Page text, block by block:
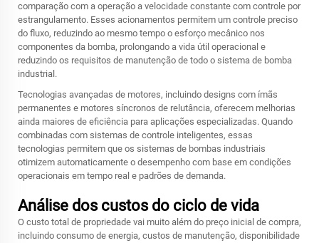
comparação com a operação a velocidade constante com controle por
estrangulamento. Esses acionamentos permitem um controle preciso
do fluxo, reduzindo ao mesmo tempo o esforço mecânico nos
componentes da bomba, prolongando a vida útil operacional e
reduzindo os requisitos de manutenção de todo o sistema de bomba
industrial.
Tecnologias avançadas de motores, incluindo designs com ímãs
permanentes e motores síncronos de relutância, oferecem melhorias
ainda maiores de eficiência para aplicações especializadas. Quando
combinadas com sistemas de controle inteligentes, essas
tecnologias permitem que os sistemas de bombas industriais
otimizem automaticamente o desempenho com base em condições
operacionais em tempo real e padrões de demanda.
Análise dos custos do ciclo de vida
O custo total de propriedade vai muito além do preço inicial de compra,
incluindo consumo de energia, custos de manutenção, disponibilidade